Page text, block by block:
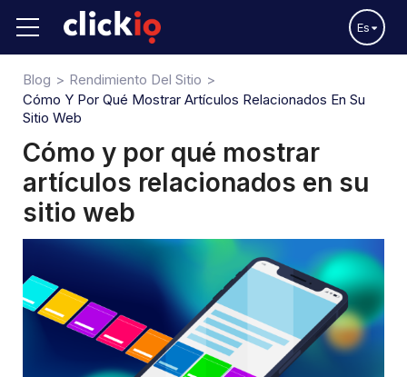
Es
Blog
Rendimiento Del Sitio
Cómo Y Por Qué Mostrar Artículos Relacionados En Su
Sitio Web
Cómo y por qué mostrar
artículos relacionados en su
sitio web